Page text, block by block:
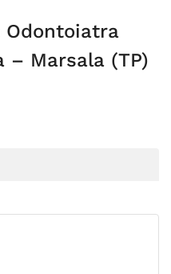
Odontoiatra
– Marsala (TP)